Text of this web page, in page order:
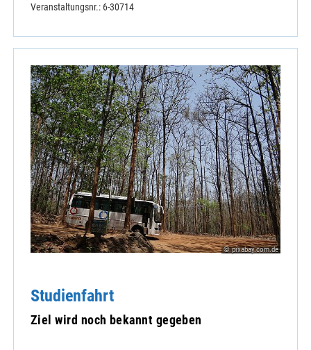
Veranstaltungsnr.: 6-30714
© pixabay.com.de
Studienfahrt
Ziel wird noch bekannt gegeben